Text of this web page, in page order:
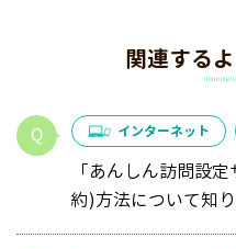
関連する
インターネット
「あんしん訪問設
約)方法について知り